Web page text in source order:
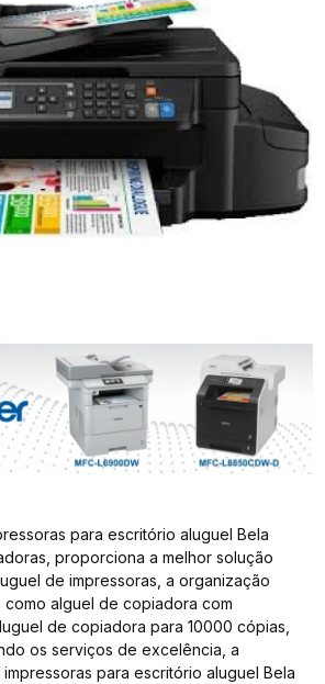
para escritório aluguel Bela
proporciona a melhor solução
de impressoras, a organização
alguel de copiadora com
de copiadora para 10000 cópias,
os serviços de excelência, a
para escritório aluguel Bela